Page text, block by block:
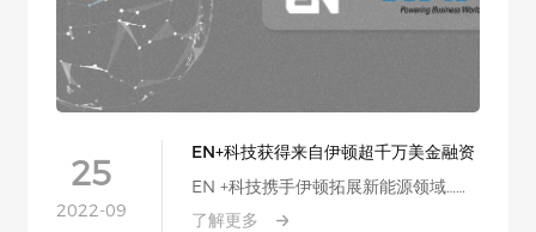
EN+科技获得来自伊顿超千万美金融资
EN +科技携手伊顿拓展新能源领域……
了解更多
25
2022-09